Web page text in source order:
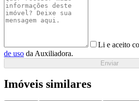
Li e aceito
de uso da Auxiliadora.
Enviar
Imóveis similares